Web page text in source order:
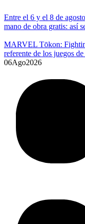
Entre el 6 y el 8 de
mano de obra gratis: así
MARVEL Tōkon:
referente de los juegos
06Ago2026